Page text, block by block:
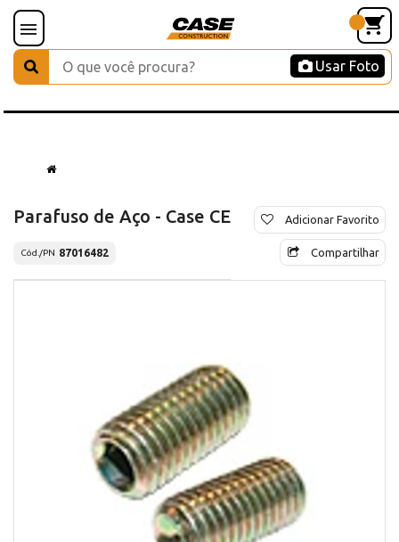
Usar Foto
Parafuso de Aço - Case CE
Cód./PN 87016482
Adicionar Favorito
Compartilhar